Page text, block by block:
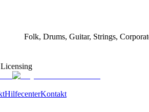
Folk, Drums, Guitar, Strings,
HilfecenterKontakt